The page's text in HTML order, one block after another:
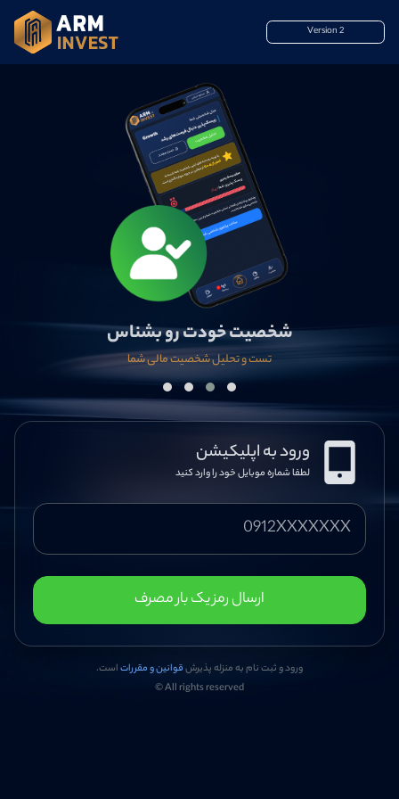
Version 2
شخصیت خودت رو بشناس
تست و تحلیل شخصیت مالی شما
ورود به اپلیکیشن
لطفا شماره موبایل خود را وارد کنید
ارسال رمز یک بار مصرف
ورود و ثبت نام به منزله پذیرشقوانین و مقرراتاست.
© All rights reserved